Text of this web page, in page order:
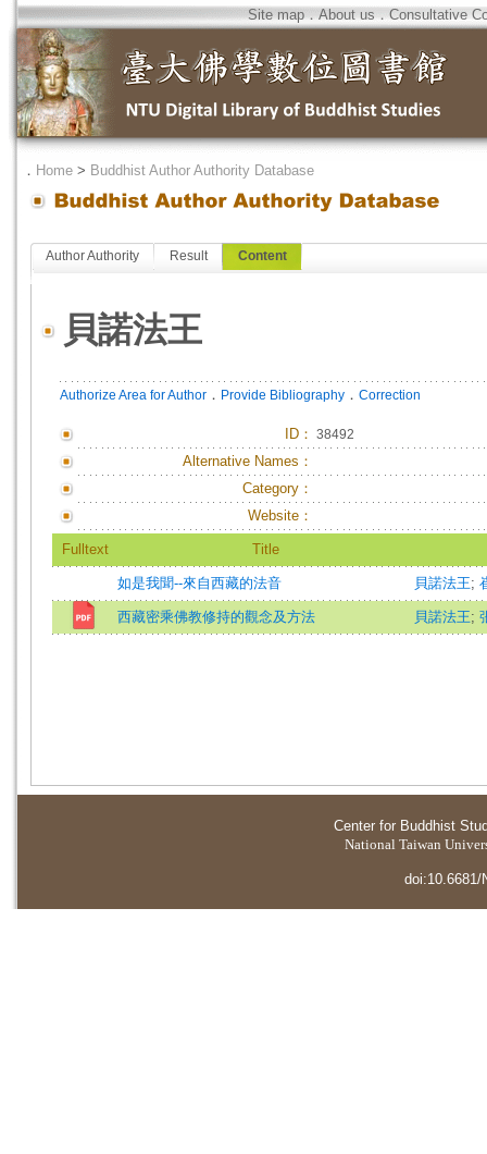
Site map．About us．Consultative
． Home > Buddhist Author Authority Database
Author Authority Result Content
貝諾法王
Authorize Area for Author ． Provide Bibliography ． Correction
ID ： 38492
Alternative Names：
Category：
Website：
Fulltext Title
如是我聞--來自西藏的法音 貝諾法王;
西藏密乘佛教修持的觀念及方法 貝諾法王;
Center for Buddhist
National Taiwan
doi:10.6681/